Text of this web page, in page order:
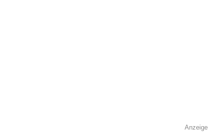
Anzeige